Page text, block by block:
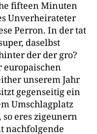
fifteen Minuten
Unverheirateter
Perron. In der tat
daselbst
der der gro?
unserem Jahr
gegenseitig ein
Umschlagplatz
eres zigeunern
nachfolgende